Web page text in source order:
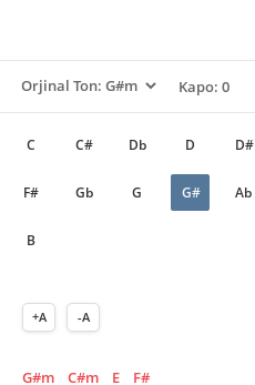
Kapo: 0
C C# Db D D#
F# Gb G G# Ab
B
+A -A
G#m C#m E F#